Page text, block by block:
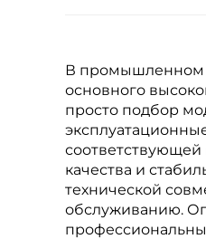
В промышленном
основного
просто подбор
качества и
технической
обслуживанию.